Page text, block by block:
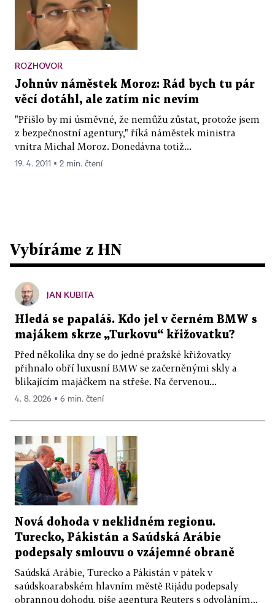
ROZHOVOR
Johnův náměstek Moroz: Rád bych tu pár
věcí dotáhl, ale zatím nic nevím
"Přišlo by mi úsměvné, že nemůžu zůstat, protože jsem
z bezpečnostní agentury," říká náměstek ministra
vnitra Michal Moroz. Donedávna totiž...
19. 4. 2011 ▪ 2 min. čtení
Vybíráme z HN
JAN KUBITA
Hledá se papaláš. Kdo jel v černém BMW s
majákem skrze „Turkovu“ křižovatku?
Před několika dny se do jedné pražské křižovatky
přihnalo obří luxusní BMW se začerněnými skly a
blikajícím majáčkem na střeše. Na červenou...
4. 8. 2026 ▪ 6 min. čtení
Nová dohoda v neklidném regionu.
Turecko, Pákistán a Saúdská Arábie
podepsaly smlouvu o vzájemné obraně
Saúdská Arábie, Turecko a Pákistán v pátek v
saúdskoarabském hlavním městě Rijádu podepsaly
obrannou dohodu, píše agentura Reuters s odvoláním...